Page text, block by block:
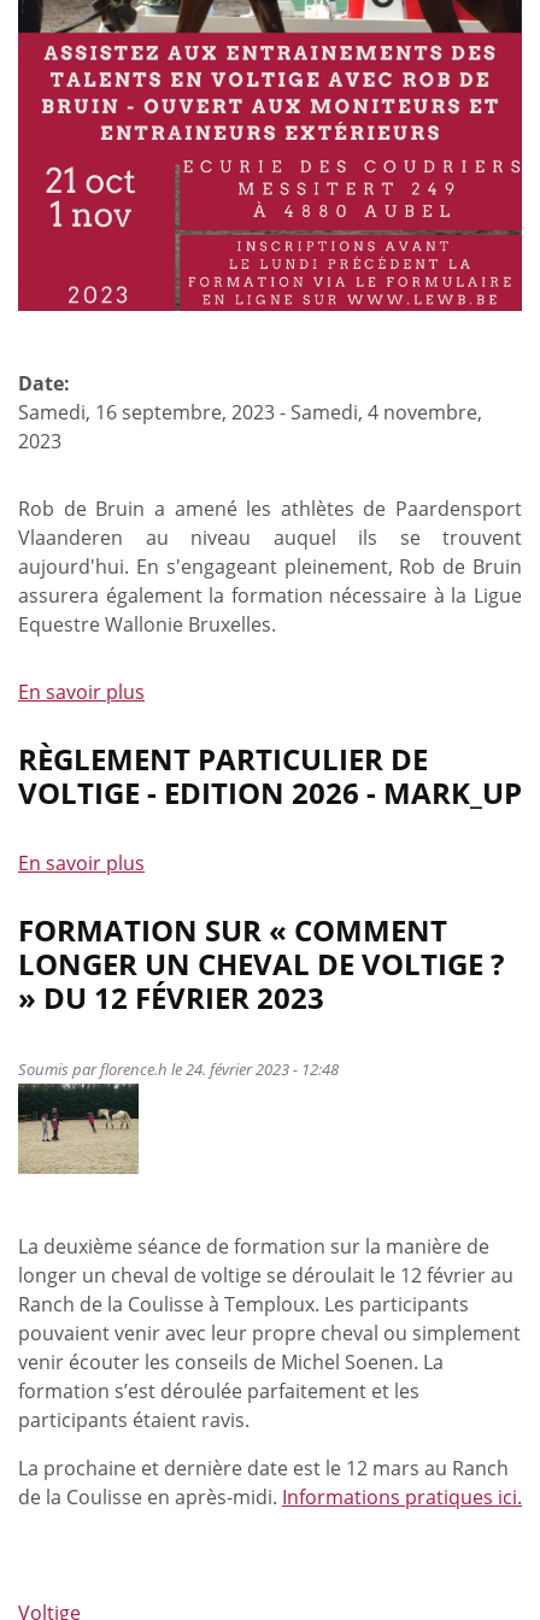
Date:
Samedi, 16 septembre, 2023- Samedi, 4 novembre,
2023
Rob de Bruin a amené les athlètes de Paardensport
Vlaanderen au niveau auquel ils se trouvent
aujourd'hui. En s'engageant pleinement, Rob de Bruin
assurera également la formation nécessaire à la Ligue
Equestre Wallonie Bruxelles.
En savoir plus
de
Entrainements
des
avec
Rob
de
Bruin
RÈGLEMENT PARTICULIER DE
VOLTIGE - EDITION 2026 - MARK_UP
En savoir plus
de
Règlement
Particulier
de
-
FORMATION SUR « COMMENT
LONGER UN CHEVAL DE VOLTIGE ?
» DU 12 FÉVRIER 2023
Soumis parflorence.h le 24. février 2023 - 12:48
La deuxième séance de formation sur la manière de
longer un cheval de voltige se déroulait le 12 février au
Ranch de la Coulisse à Temploux. Les participants
pouvaient venir avec leur propre cheval ou simplement
venir écouter les conseils de Michel Soenen. La
formation s’est déroulée parfaitement et les
participants étaient ravis.
La prochaine et dernière date est le 12 mars au Ranch
de la Coulisse en après-midi. Informations pratiques ici.
Voltige